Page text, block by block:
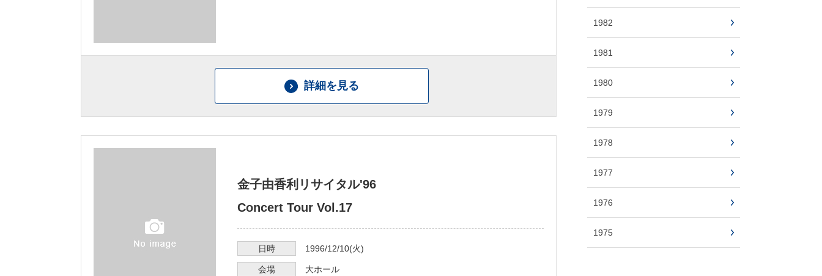
詳細を見る
金子由香利リサイタル'96
Concert Tour Vol.17
日時 1996/12/10(火)
会場 大ホール
1982
1981
1980
1979
1978
1977
1976
1975